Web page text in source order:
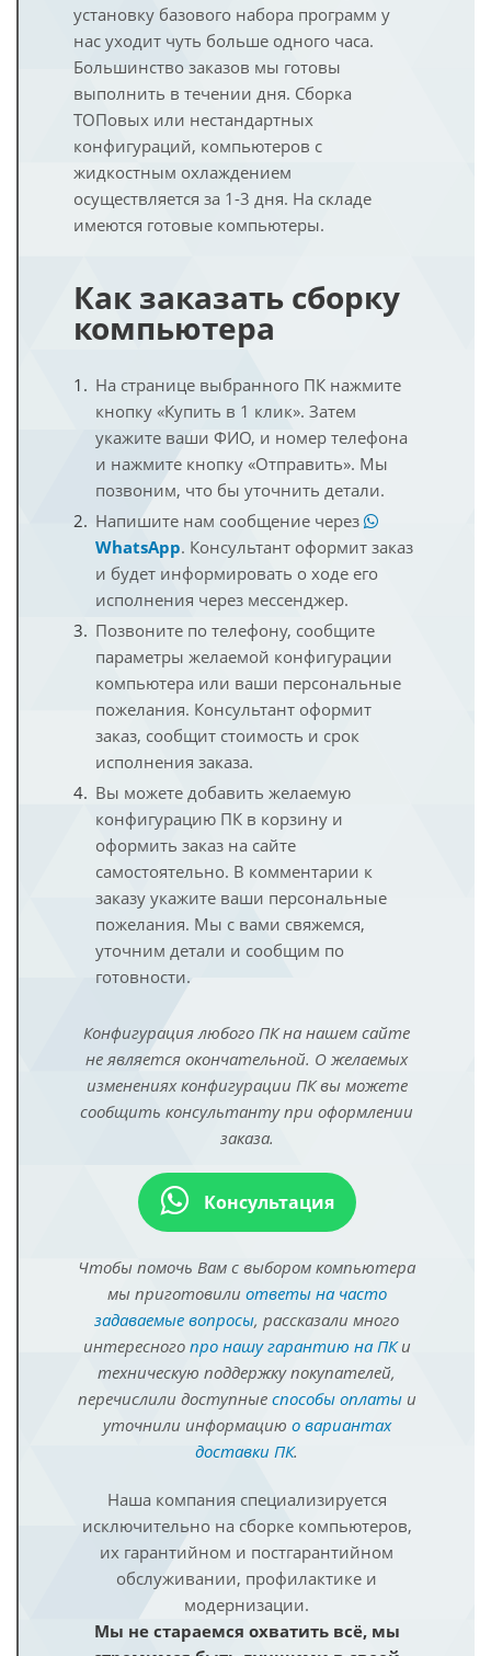
установку базового набора программ у
нас уходит чуть больше одного часа.
Большинство заказов мы готовы
выполнить в течении дня. Сборка
ТОПовых или нестандартных
конфигураций, компьютеров с
жидкостным охлаждением
осуществляется за 1-3 дня. На складе
имеются готовые компьютеры.
Как заказать сборку
компьютера
На странице выбранного ПК нажмите
кнопку «Купить в 1 клик». Затем
укажите ваши ФИО, и номер телефона
и нажмите кнопку «Отправить». Мы
позвоним, что бы уточнить детали.
Напишите нам сообщение через
WhatsApp. Консультант оформит заказ
и будет информировать о ходе его
исполнения через мессенджер.
Позвоните по телефону, сообщите
параметры желаемой конфигурации
компьютера или ваши персональные
пожелания. Консультант оформит
заказ, сообщит стоимость и срок
исполнения заказа.
Вы можете добавить желаемую
конфигурацию ПК в корзину и
оформить заказ на сайте
самостоятельно. В комментарии к
заказу укажите ваши персональные
пожелания. Мы с вами свяжемся,
уточним детали и сообщим по
готовности.
Конфигурация любого ПК на нашем сайте
не является окончательной. О желаемых
изменениях конфигурации ПК вы можете
сообщить консультанту при оформлении
заказа.
Консультация
Чтобы помочь Вам с выбором компьютера
мы приготовили ответы на часто
задаваемые вопросы, рассказали много
интересного про нашу гарантию на ПКи
техническую поддержку покупателей,
перечислили доступные способы оплатыи
уточнили информацию о вариантах
доставки ПК.
Наша компания специализируется
исключительно на сборке компьютеров,
их гарантийном и постгарантийном
обслуживании, профилактике и
модернизации.
Мы не стараемся охватить всё, мы